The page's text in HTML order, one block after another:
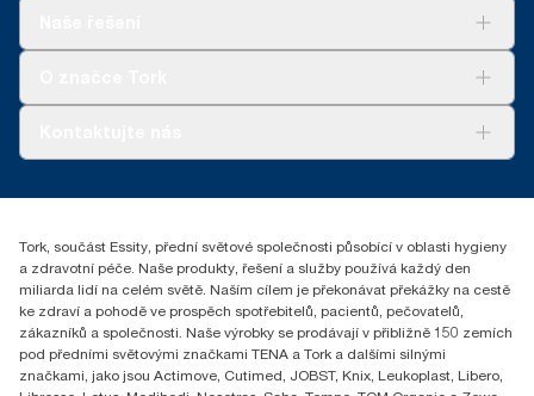
reception.prague@essity.com
Praha 8, Karlin, Sokolovská 100/94
186 00 Česká republika
Tork, součást Essity, přední světové společnosti působící v oblasti hygieny
a zdravotní péče. Naše produkty, řešení a služby používá každý den
miliarda lidí na celém světě. Naším cílem je překonávat překážky na cestě
ke zdraví a pohodě ve prospěch spotřebitelů, pacientů, pečovatelů,
zákazníků a společnosti. Naše výrobky se prodávají v přibližně 150 zemích
pod předními světovými značkami TENA a Tork a dalšími silnými
značkami, jako jsou Actimove, Cutimed, JOBST, Knix, Leukoplast, Libero,